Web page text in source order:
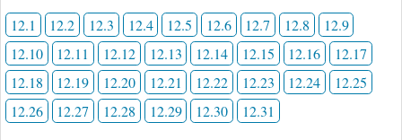
12.1 12.2 12.3 12.4 12.5 12.6 12.7 12.8
12.9
12.10
12.11 12.12 12.13 12.14 12.15 12.16
12.17
12.18
12.19 12.20 12.21 12.22 12.23 12.24
12.25
12.26
12.27 12.28 12.29 12.30 12.31